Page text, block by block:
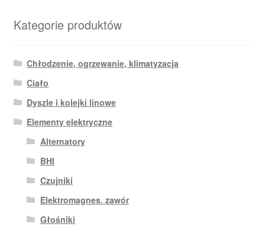
Kategorie produktów
Chłodzenie, ogrzewanie, klimatyzacja
Ciało
Dyszle i kolejki linowe
Elementy elektryczne
Alternatory
BHI
Czujniki
Elektromagnes. zawór
Głośniki